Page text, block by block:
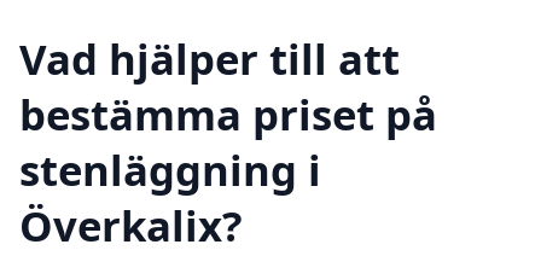
Vad hjälper till att
bestämma priset på
stenläggning i
Överkalix?